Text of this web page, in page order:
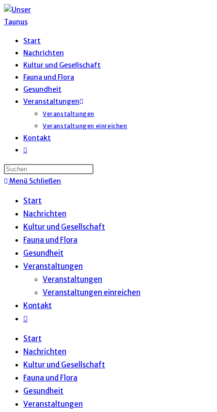
Zum
Inhalt
Start
Nachrichten
Kultur und Gesellschaft
Fauna und Flora
Gesundheit
Veranstaltungen
Veranstaltungen
Veranstaltungen einreichen
Kontakt
Website-
umschalten
Menü Schließen
Start
Nachrichten
Kultur und Gesellschaft
Fauna und Flora
Gesundheit
Veranstaltungen
Veranstaltungen
Veranstaltungen einreichen
Kontakt
Website-
umschalten
Start
Nachrichten
Kultur und Gesellschaft
Fauna und Flora
Gesundheit
Veranstaltungen